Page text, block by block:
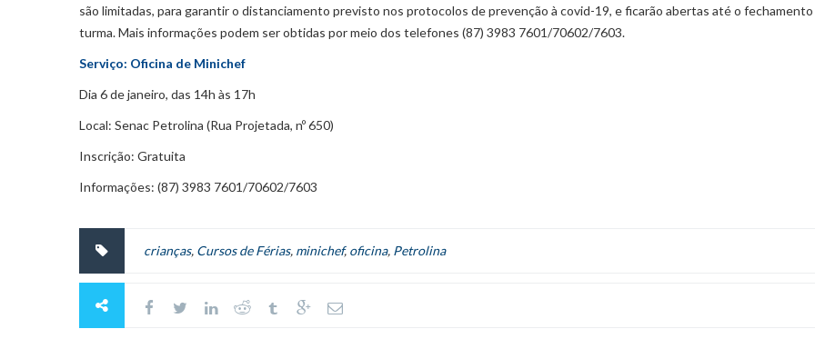
são limitadas, para garantir o distanciamento previsto nos protocolos de prevenção à covid-19, e ficarão abertas até o fechamento
turma. Mais informações podem ser obtidas por meio dos telefones (87) 3983 7601/70602/7603.
Serviço: Oficina de Minichef
Dia 6 de janeiro, das 14h às 17h
Local: Senac Petrolina (Rua Projetada, nº 650)
Inscrição: Gratuita
Informações: (87) 3983 7601/70602/7603
crianças, Cursos de Férias, minichef, oficina, Petrolina